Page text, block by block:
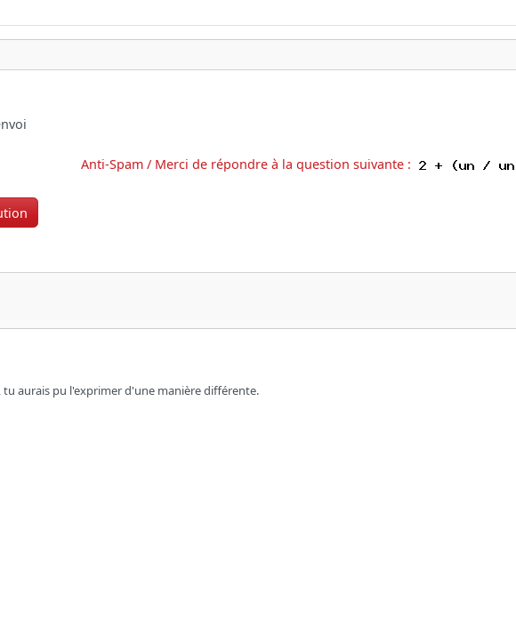
Anti-Spam / Merci de répondre à la question suivante :
tu aurais pu l'exprimer d'une manière différente.